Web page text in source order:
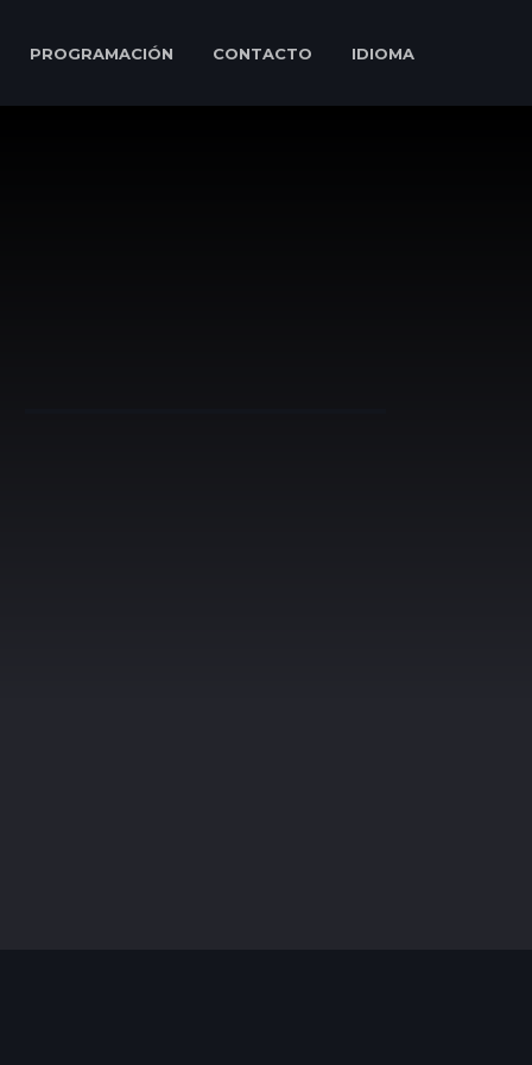
PROGRAMACIÓN CONTACTO IDIOMA